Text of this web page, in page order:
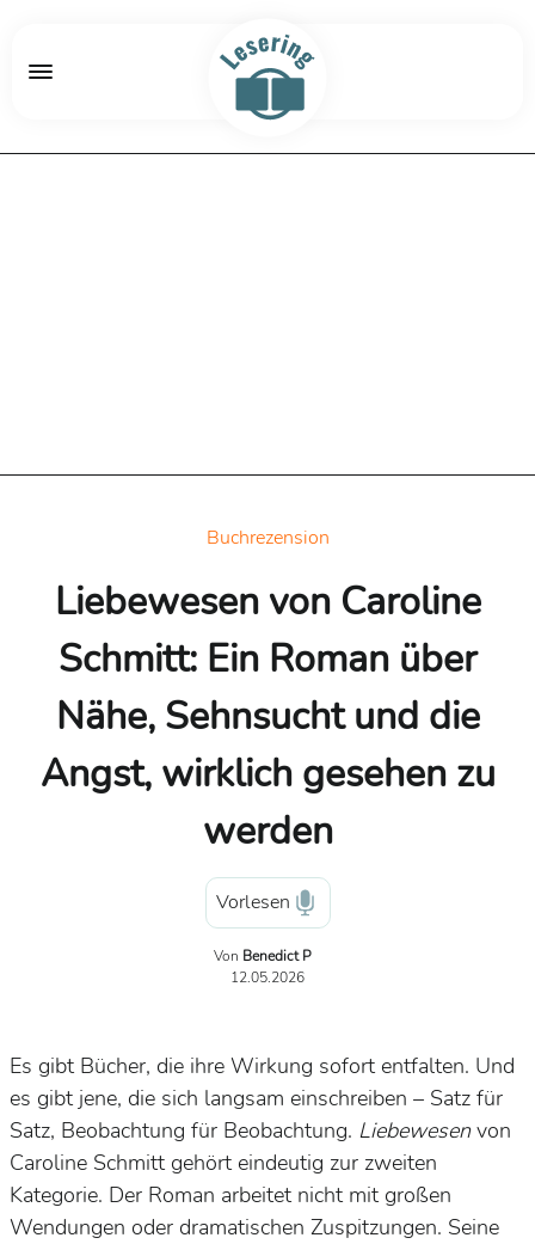
Buchrezension
Liebewesen von Caroline
Schmitt: Ein Roman über
Nähe, Sehnsucht und die
Angst, wirklich gesehen zu
werden
Vorlesen
Von Benedict P
12.05.2026
Es gibt Bücher, die ihre Wirkung sofort entfalten. Und
es gibt jene, die sich langsam einschreiben – Satz für
Satz, Beobachtung für Beobachtung. Liebewesenvon
Caroline Schmitt gehört eindeutig zur zweiten
Kategorie. Der Roman arbeitet nicht mit großen
Wendungen oder dramatischen Zuspitzungen. Seine